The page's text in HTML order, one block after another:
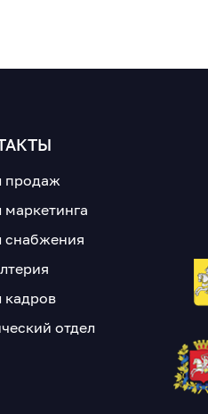
продаж
маркетинга
снабжения
кадров
отдел